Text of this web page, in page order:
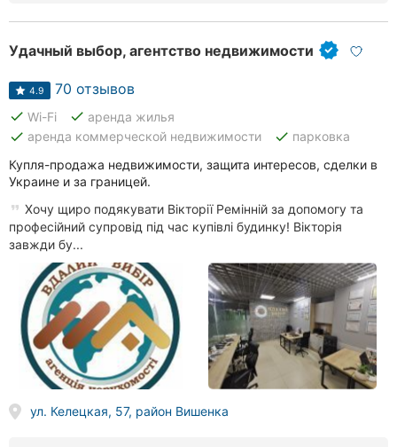
Удачный выбор, агентство недвижимости
4.9 70 отзывов
done Wi-Fi done аренда жилья
done аренда коммерческой недвижимости done парковка
Купля-продажа недвижимости, защита интересов, сделки в
Украине и за границей.
Хочу щиро подякувати Вікторії Ремінній за допомогу та
професійний супровід під час купівлі будинку! Вікторія
завжди бу...
ул. Келецкая, 57, район Вишенка